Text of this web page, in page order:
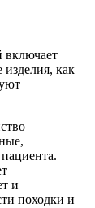
включает
как
и
походки и